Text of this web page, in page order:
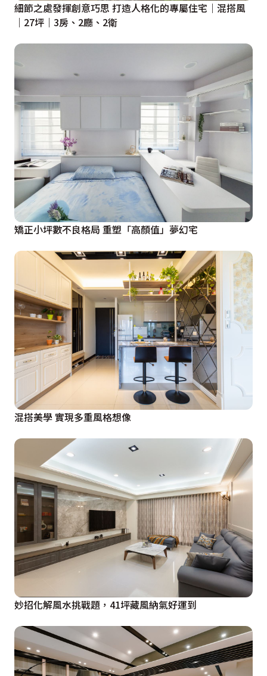
細節之處發揮創意巧思 打造人格化的專屬住宅｜混搭風
｜27坪｜3房、2廳、2衛
矯正小坪數不良格局 重塑「高顏值」夢幻宅
混搭美學 實現多重風格想像
妙招化解風水挑戰題，41坪藏風納氣好運到